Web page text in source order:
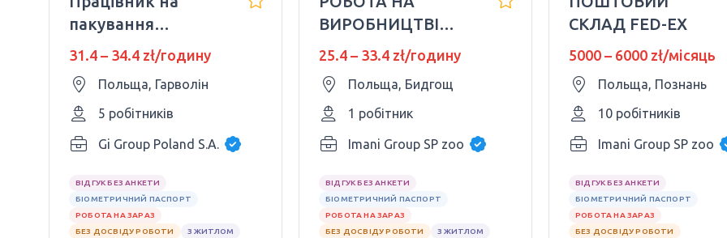
пакування
косметики
31.4 – 34.4 zł/годину
Польща, Гарволін
5 робітників
Gi Group Poland S.A.
ВІДГУК БЕЗ АНКЕТИ
БІОМЕТРИЧНИЙ ПАСПОРТ
РОБОТА НА ЗАРАЗ
БЕЗ ДОСВІДУ РОБОТИ
З ЖИТЛОМ
ВИРОБНИЦТВІ
ШОКОЛАДНИХ
25.4 – 33.4 zł/годину
Польща, Бидгощ
1 робітник
Imani Group SP zoo
ВІДГУК БЕЗ АНКЕТИ
БІОМЕТРИЧНИЙ ПАСПОРТ
РОБОТА НА ЗАРАЗ
БЕЗ ДОСВІДУ РОБОТИ
З ЖИТЛОМ
СКЛАД FED-EX
5000 – 6000 zł/місяць
Польща, Познань
10 робітників
Imani Group SP zoo
ВІДГУК БЕЗ АНКЕТИ
БІОМЕТРИЧНИЙ ПАСПОРТ
РОБОТА НА ЗАРАЗ
БЕЗ ДОСВІДУ РОБОТИ